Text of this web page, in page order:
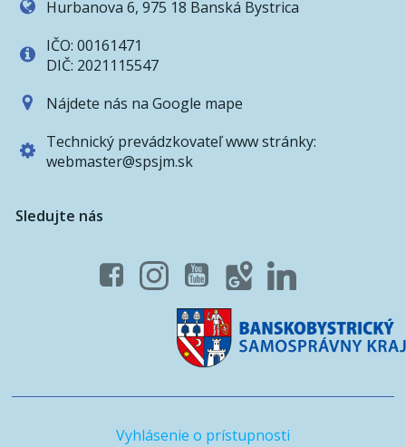
Hurbanova 6, 975 18 Banská Bystrica
IČO: 00161471
DIČ: 2021115547
Nájdete nás na Google mape
Technický prevádzkovateľ www stránky:
webmaster@spsjm.sk
Sledujte nás
Vyhlásenie o prístupnosti